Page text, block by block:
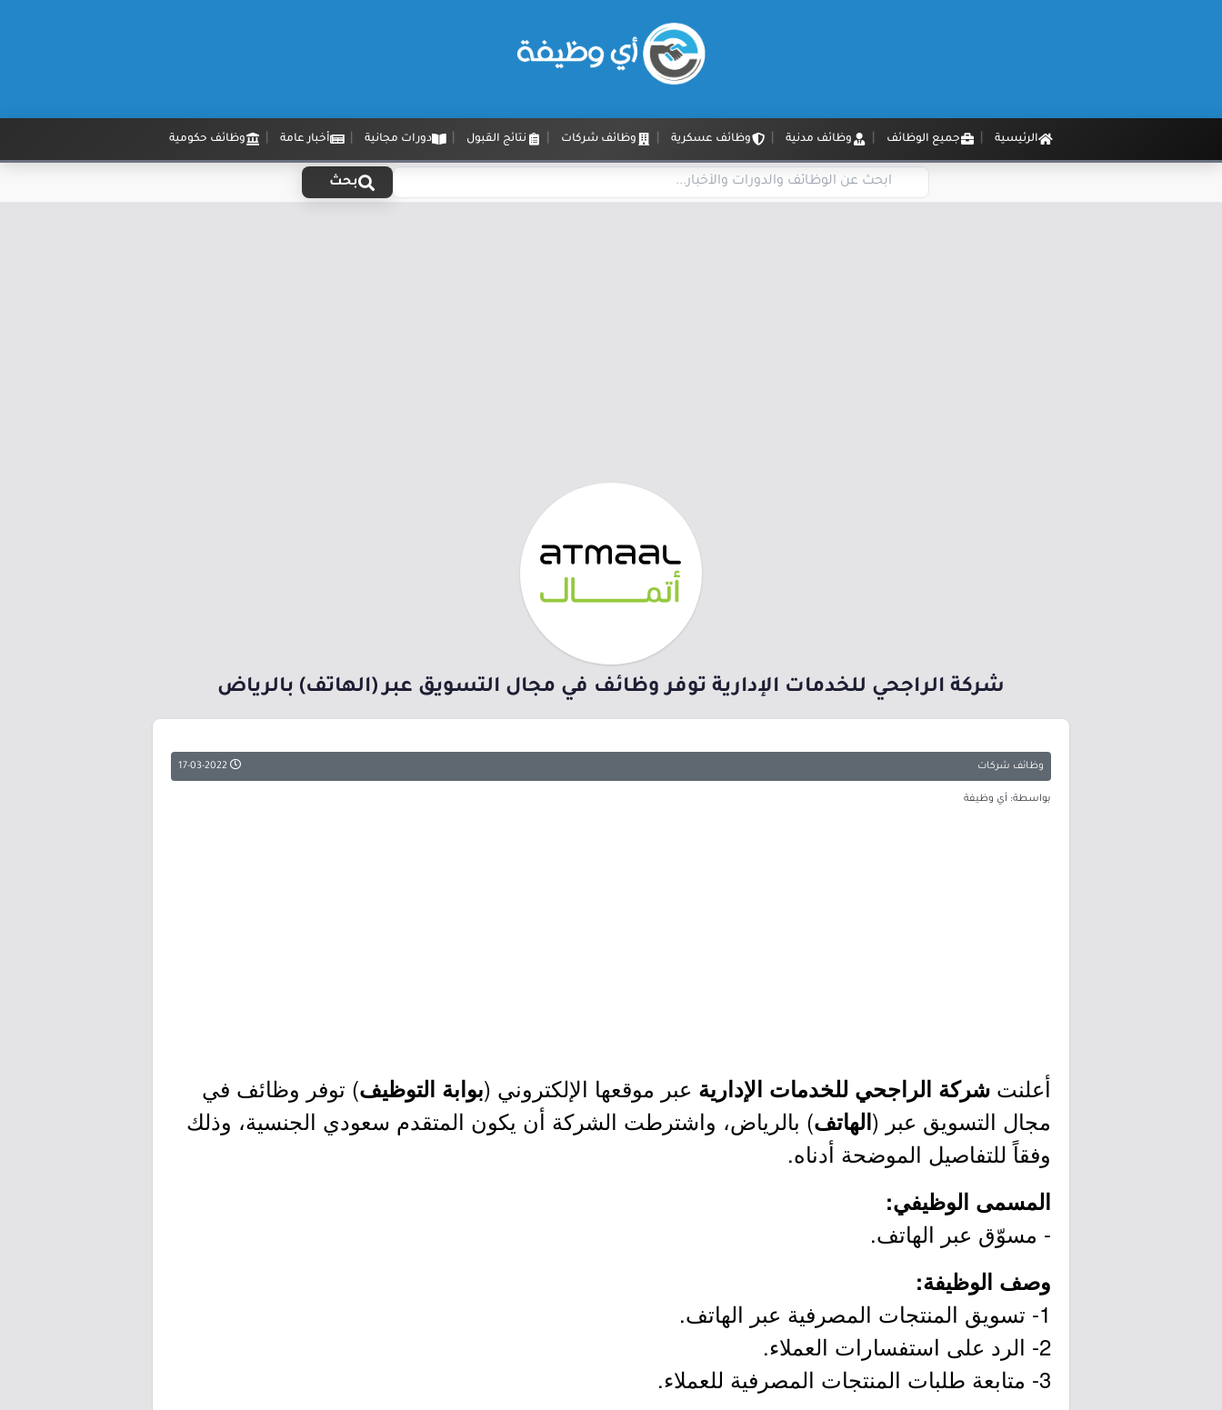
الرئيسية جميع الوظائف وظائف مدنية وظائف عسكرية وظائف شركات نتائج القبول دورات مجانية أخبار عامة وظائف حكومية
بحث
شركة الراجحي للخدمات الإدارية توفر وظائف في مجال التسويق عبر (الهاتف) بالرياض
وظائف شركات
بواسطة: أي وظيفة
أعلنت شركة الراجحي للخدمات الإدارية عبر موقعها الإلكتروني (بوابة التوظيف) توفر وظائف في
مجال التسويق عبر (الهاتف) بالرياض، واشترطت الشركة أن يكون المتقدم سعودي الجنسية، وذلك
وفقاً للتفاصيل الموضحة أدناه.
المسمى الوظيفي:
- مسوّق عبر الهاتف.
وصف الوظيفة:
1- تسويق المنتجات المصرفية عبر الهاتف.
2- الرد على استفسارات العملاء.
3- متابعة طلبات المنتجات المصرفية للعملاء.